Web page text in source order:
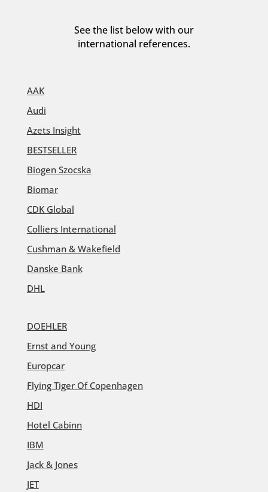
See the list below with our
international references.
AAK
Audi
Azets Insight
BESTSELLER
Biogen Szocska
Biomar
CDK Global
Colliers International
Cushman & Wakefield
Danske Bank
DHL
DOEHLER
Ernst and Young
Europcar
Flying Tiger Of Copenhagen
HDI
Hotel Cabinn
IBM
Jack & Jones
JET